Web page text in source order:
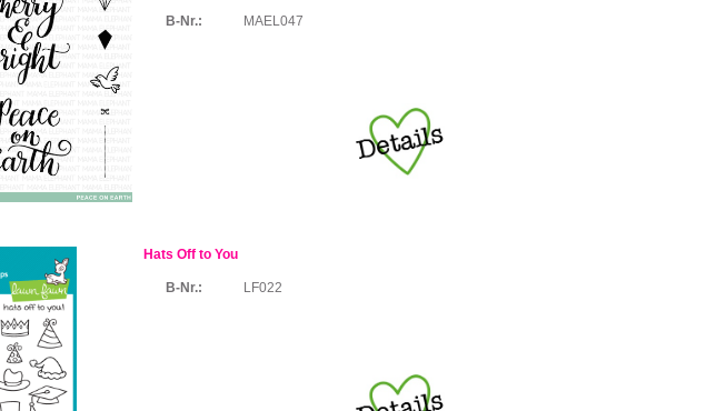
B-Nr.: MAEL047
Hats Off to You
B-Nr.: LF022